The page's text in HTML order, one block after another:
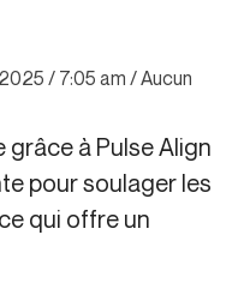
7:05 am
Aucun
grâce à Pulse Align
pour soulager les
qui offre un